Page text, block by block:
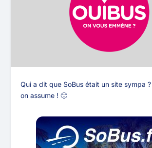
Qui a dit que SoBus était un site sympa ?
on assume ! 🙂